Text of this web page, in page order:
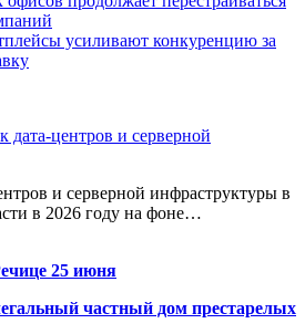
усиливают конкуренцию за
дата-центров и серверной
и серверной инфраструктуры в
в 2026 году на фоне…
25 июня
частный дом престарелых